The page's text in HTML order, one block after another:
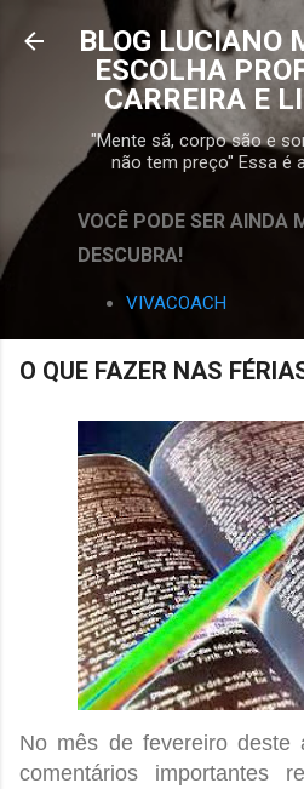
Pular para o
BLOG LUCIANO
ESCOLHA
CARREIRA E
"Mente sã, corpo são e
não tem preço" Essa é
VOCÊ PODE SER AINDA
DESCUBRA!
VIVACOACH
O QUE FAZER NAS
No mês de fevereiro deste
comentários importantes